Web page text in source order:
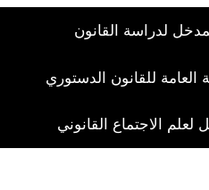
لدراسة القانون
العامة للقانون الدستوري
لعلم الاجتماع القانوني